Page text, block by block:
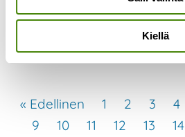
Kiellä
« Edellinen 1 2 3 4
9
10 11 12 13 14